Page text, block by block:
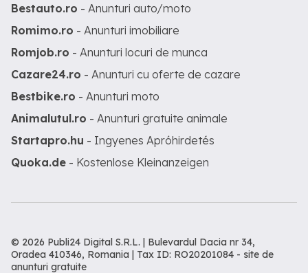
Bestauto.ro - Anunturi auto/moto
Romimo.ro - Anunturi imobiliare
Romjob.ro - Anunturi locuri de munca
Cazare24.ro - Anunturi cu oferte de cazare
Bestbike.ro - Anunturi moto
Animalutul.ro - Anunturi gratuite animale
Startapro.hu - Ingyenes Apróhirdetés
Quoka.de - Kostenlose Kleinanzeigen
© 2026 Publi24 Digital S.R.L. | Bulevardul Dacia nr 34,
Oradea 410346, Romania | Tax ID: RO20201084 - site de
anunturi gratuite